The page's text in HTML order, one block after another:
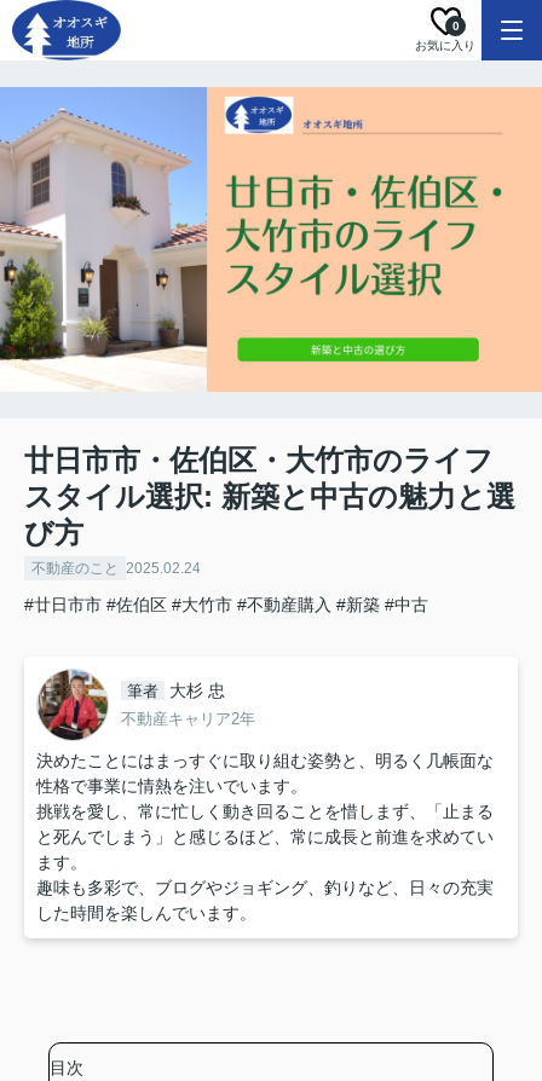
お気に入り
0
廿日市市・佐伯区・大竹市のライフ
スタイル選択: 新築と中古の魅力と選
び方
不動産のこと 2025.02.24
#廿日市市 #佐伯区 #大竹市 #不動産購入 #新築 #中古
筆者 大杉 忠
不動産キャリア2年
決めたことにはまっすぐに取り組む姿勢と、明るく几帳面な
性格で事業に情熱を注いでいます。
挑戦を愛し、常に忙しく動き回ることを惜しまず、「止まる
と死んでしまう」と感じるほど、常に成長と前進を求めてい
ます。
趣味も多彩で、ブログやジョギング、釣りなど、日々の充実
した時間を楽しんでいます。
目次